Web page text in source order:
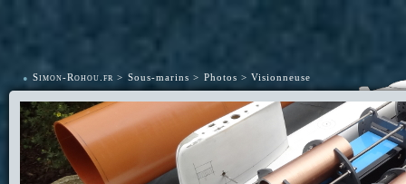
• Simon-Rohou.fr Sous-marins Photos Visionneuse